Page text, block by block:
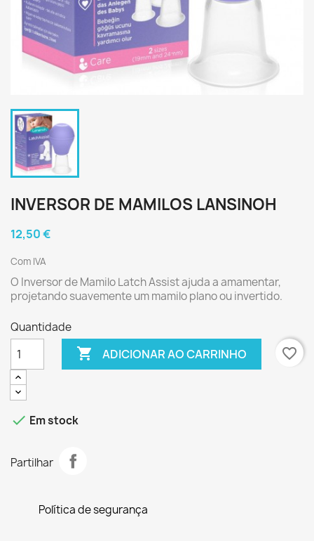
INVERSOR DE MAMILOS LANSINOH
12,50 €
Com IVA
O Inversor de Mamilo Latch Assist ajuda a amamentar,
projetando suavemente um mamilo plano ou invertido.
Quantidade
 ADICIONAR AO CARRINHO favorite_border
 Em stock
Partilhar
Política de segurança